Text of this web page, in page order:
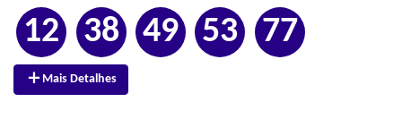
12 38 49 53 77
Mais Detalhes